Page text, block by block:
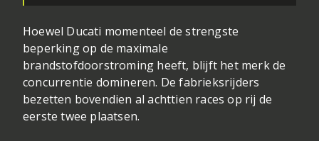
Hoewel Ducati momenteel de strengste
beperking op de maximale
brandstofdoorstroming heeft, blijft het merk de
concurrentie domineren. De fabrieksrijders
bezetten bovendien al achttien races op rij de
eerste twee plaatsen.